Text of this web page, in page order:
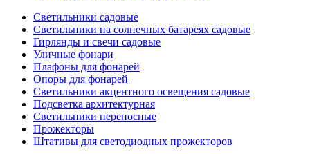
Светильники садовые
Светильники на солнечных батареях садовые
Гирлянды и свечи садовые
Уличные фонари
Плафоны для фонарей
Опоры для фонарей
Светильники акцентного освещения садовые
Подсветка архитектурная
Светильники переносные
Прожекторы
Штативы для светодиодных прожекторов